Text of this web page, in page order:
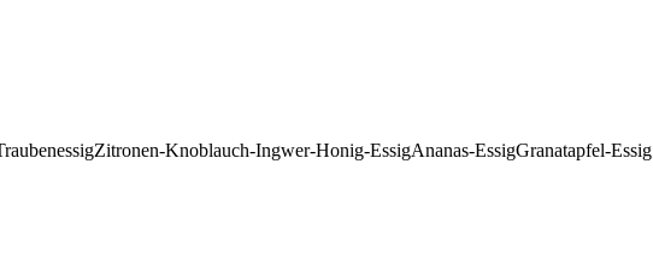
Zitronen-Knoblauch-Ingwer-Honig-EssigAnanas-EssigGranatapfel-Essig